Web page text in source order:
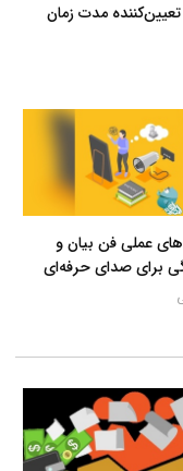
مدت زمان
عملی فن بیان و
برای صدای حرفه‌ای